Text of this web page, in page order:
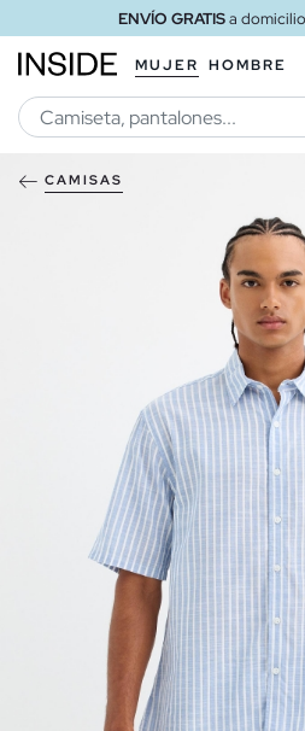
ENVÍO GRATISa
MUJER HOMBRE
CAMISAS